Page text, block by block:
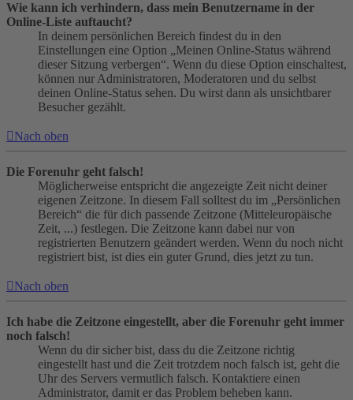
Wie kann ich verhindern, dass mein Benutzername in der
Online-Liste auftaucht?
In deinem persönlichen Bereich findest du in den
Einstellungen eine Option „Meinen Online-Status während
dieser Sitzung verbergen“. Wenn du diese Option einschaltest,
können nur Administratoren, Moderatoren und du selbst
deinen Online-Status sehen. Du wirst dann als unsichtbarer
Besucher gezählt.
Nach oben
Die Forenuhr geht falsch!
Möglicherweise entspricht die angezeigte Zeit nicht deiner
eigenen Zeitzone. In diesem Fall solltest du im „Persönlichen
Bereich“ die für dich passende Zeitzone (Mitteleuropäische
Zeit, ...) festlegen. Die Zeitzone kann dabei nur von
registrierten Benutzern geändert werden. Wenn du noch nicht
registriert bist, ist dies ein guter Grund, dies jetzt zu tun.
Nach oben
Ich habe die Zeitzone eingestellt, aber die Forenuhr geht immer
noch falsch!
Wenn du dir sicher bist, dass du die Zeitzone richtig
eingestellt hast und die Zeit trotzdem noch falsch ist, geht die
Uhr des Servers vermutlich falsch. Kontaktiere einen
Administrator, damit er das Problem beheben kann.